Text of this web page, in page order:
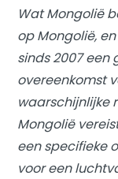
Wat Mongolië
op Mongolië,
sinds 2007
overeenkomst
waarschijnlijke
Mongolië
een specifieke
voor een